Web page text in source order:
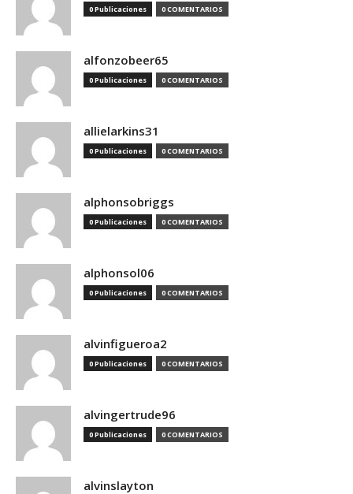
0 Publicaciones 0 COMENTARIOS
alfonzobeer65
0 Publicaciones 0 COMENTARIOS
allielarkins31
0 Publicaciones 0 COMENTARIOS
alphonsobriggs
0 Publicaciones 0 COMENTARIOS
alphonsol06
0 Publicaciones 0 COMENTARIOS
alvinfigueroa2
0 Publicaciones 0 COMENTARIOS
alvingertrude96
0 Publicaciones 0 COMENTARIOS
alvinslayton